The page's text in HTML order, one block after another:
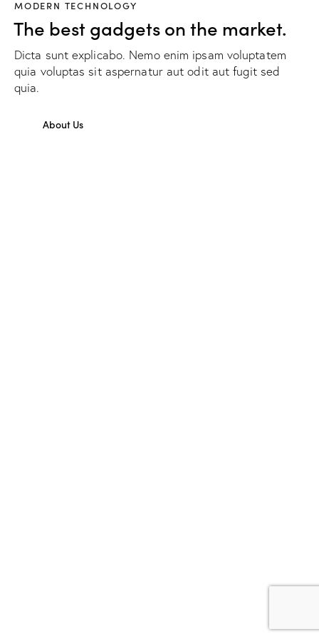
MODERN TECHNOLOGY
The best gadgets on the market.
Dicta sunt explicabo. Nemo enim ipsam voluptatem
quia voluptas sit aspernatur aut odit aut fugit sed
quia.
About Us